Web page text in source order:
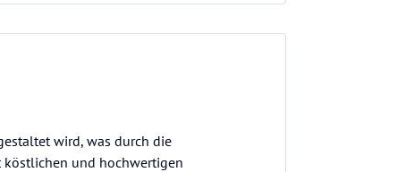
wird, was durch die
köstlichen und hochwertigen